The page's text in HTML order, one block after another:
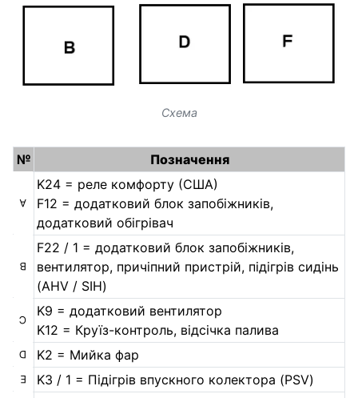
Схема
№ Позначення
A
K24 = реле комфорту (США)
F12 = додатковий блок запобіжників,
додатковий обігрівач
B
F22 / 1 = додатковий блок запобіжників,
вентилятор, причіпний пристрій, підігрів сидінь
(AHV / SIH)
C
K9 = додатковий вентилятор
K12 = Круїз-контроль, відсічка палива
D K2 = Мийка фар
E K3 / 1 = Підігрів впускного колектора (PSV)